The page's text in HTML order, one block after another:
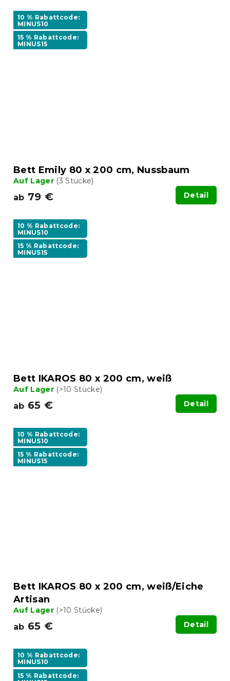
10 % Rabattcode:
MINUS10
15 % Rabattcode:
MINUS15
Bett Emily 80 x 200 cm, Nussbaum
Auf Lager (3 Stücke)
ab 79 € Detail
10 % Rabattcode:
MINUS10
15 % Rabattcode:
MINUS15
Bett IKAROS 80 x 200 cm, weiß
Auf Lager (>10 Stücke)
ab 65 € Detail
10 % Rabattcode:
MINUS10
15 % Rabattcode:
MINUS15
Bett IKAROS 80 x 200 cm, weiß/Eiche
Artisan
Auf Lager (>10 Stücke)
ab 65 € Detail
10 % Rabattcode:
MINUS10
15 % Rabattcode: